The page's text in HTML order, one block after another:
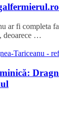
ar fi completa
deoarece …